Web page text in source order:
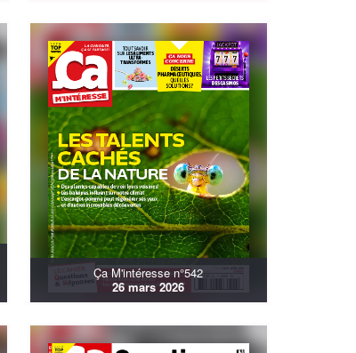
Ça M'intéresse n°542
26 mars 2026